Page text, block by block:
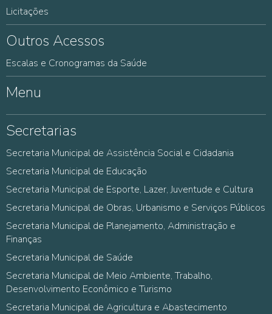
Licitações
Outros Acessos
Escalas e Cronogramas da Saúde
Menu
Secretarias
Secretaria Municipal de Assistência Social e Cidadania
Secretaria Municipal de Educação
Secretaria Municipal de Esporte, Lazer, Juventude e Cultura
Secretaria Municipal de Obras, Urbanismo e Serviços Públicos
Secretaria Municipal de Planejamento, Administração e
Finanças
Secretaria Municipal de Saúde
Secretaria Municipal de Meio Ambiente, Trabalho,
Desenvolvimento Econômico e Turismo
Secretaria Municipal de Agricultura e Abastecimento